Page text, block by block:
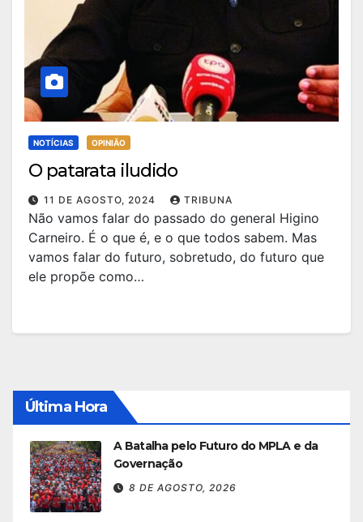
NOTÍCIAS OPINIÃO
O patarata iludido
11 DE AGOSTO, 2024 TRIBUNA
Não vamos falar do passado do general Higino
Carneiro. É o que é, e o que todos sabem. Mas
vamos falar do futuro, sobretudo, do futuro que
ele propõe como…
Última Hora
A Batalha pelo Futuro do MPLA e da
Governação
8 DE AGOSTO, 2026